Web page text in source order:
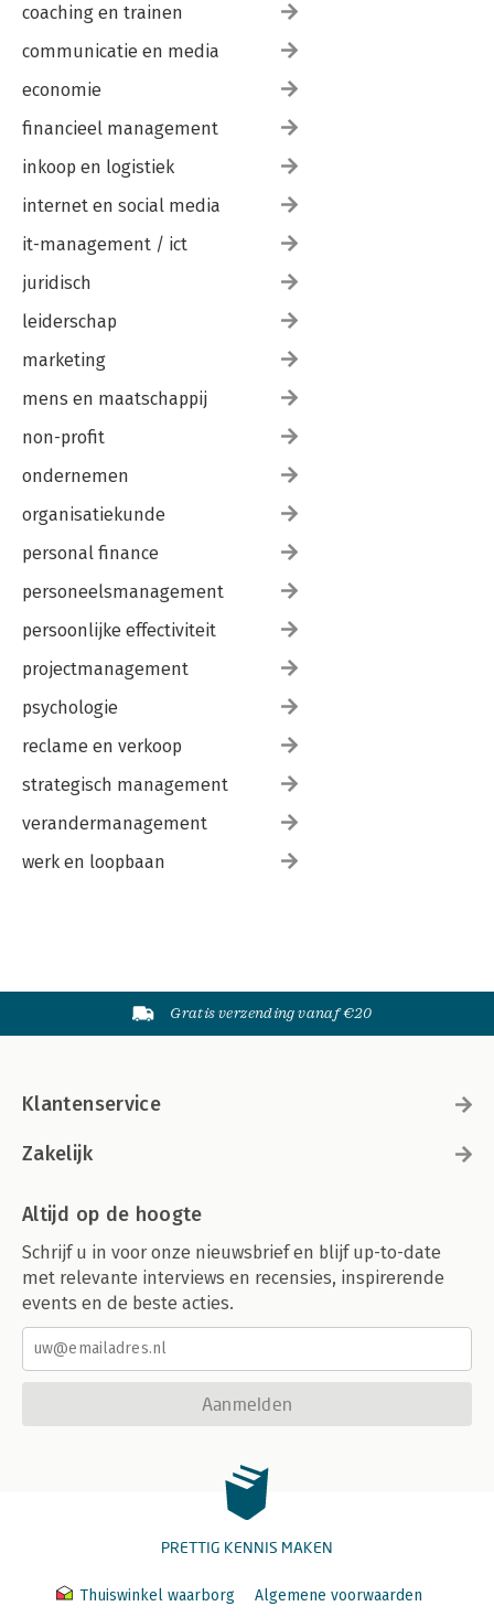
coaching en trainen
communicatie en media
economie
financieel management
inkoop en logistiek
internet en social media
it-management / ict
juridisch
leiderschap
marketing
mens en maatschappij
non-profit
ondernemen
organisatiekunde
personal finance
personeelsmanagement
persoonlijke effectiviteit
projectmanagement
psychologie
reclame en verkoop
strategisch management
verandermanagement
werk en loopbaan
Gratis verzending vanaf €20
Klantenservice
Zakelijk
Altijd op de hoogte
Schrijf u in voor onze nieuwsbrief en blijf up-to-date
met relevante interviews en recensies, inspirerende
events en de beste acties.
Aanmelden
PRETTIG KENNIS MAKEN
Thuiswinkel waarborg
Algemene voorwaarden